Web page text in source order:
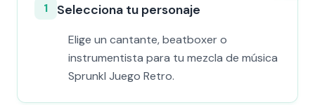
1 Selecciona tu personaje
Elige un cantante, beatboxer o
instrumentista para tu mezcla de música
Sprunkl Juego Retro.